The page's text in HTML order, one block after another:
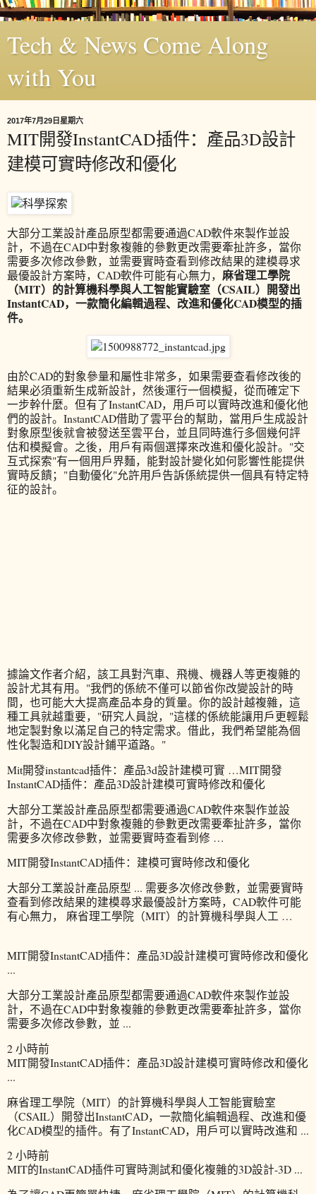
Tech & News Come Along
with You
2017年7月29日星期六
MIT開發InstantCAD插件：產品3D設計
建模可實時修改和優化
大部分工業設計產品原型都需要通過CAD軟件來製作並設
計，不過在CAD中對象複雜的參數更改需要牽扯許多，當你
需要多次修改參數，並需要實時查看到修改結果的建模尋求
最優設計方案時，CAD軟件可能有心無力， 麻省理工學院
（MIT）的計算機科學與人工智能實驗室（CSAIL）開發出
InstantCAD，一款簡化編輯過程、改進和優化CAD模型的插
件。
由於CAD的對象參量和屬性非常多，如果需要查看修改後的
結果必須重新生成新設計，然後運行一個模擬，從而確定下
一步幹什麼。但有了InstantCAD，用戶可以實時改進和優化他
們的設計。InstantCAD借助了雲平台的幫助，當用戶生成設計
對象原型後就會被發送至雲平台，並且同時進行多個幾何評
估和模擬會。之後，用戶有兩個選擇來改進和優化設計。"交
互式探索"有一個用戶界麵，能對設計變化如何影響性能提供
實時反饋；"自動優化"允許用戶告訴係統提供一個具有特定特
征的設計。
據論文作者介紹，該工具對汽車、飛機、機器人等更複雜的
設計尤其有用。"我們的係統不僅可以節省你改變設計的時
間，也可能大大提高產品本身的質量。你的設計越複雜，這
種工具就越重要，"研究人員說，"這樣的係統能讓用戶更輕鬆
地定製對象以滿足自己的特定需求。借此，我們希望能為個
性化製造和DIY設計鋪平道路。"
Mit開發instantcad插件：產品3d設計建模可實 …MIT開發
InstantCAD插件：產品3D設計建模可實時修改和優化
大部分工業設計產品原型都需要通過CAD軟件來製作並設
計，不過在CAD中對象複雜的參數更改需要牽扯許多，當你
需要多次修改參數，並需要實時查看到修 …
MIT開發InstantCAD插件：建模可實時修改和優化
大部分工業設計產品原型 ... 需要多次修改參數，並需要實時
查看到修改結果的建模尋求最優設計方案時，CAD軟件可能
有心無力， 麻省理工學院（MIT）的計算機科學與人工 …
MIT開發InstantCAD插件：產品3D設計建模可實時修改和優化
...
大部分工業設計產品原型都需要通過CAD軟件來製作並設
計，不過在CAD中對象複雜的參數更改需要牽扯許多，當你
需要多次修改參數，並 ...
2 小時前
MIT開發InstantCAD插件：產品3D設計建模可實時修改和優化
...
麻省理工學院（MIT）的計算機科學與人工智能實驗室
（CSAIL）開發出InstantCAD，一款簡化編輯過程、改進和優
化CAD模型的插件。有了InstantCAD，用戶可以實時改進和 ...
2 小時前
MIT的InstantCAD插件可實時測試和優化複雜的3D設計-3D ...